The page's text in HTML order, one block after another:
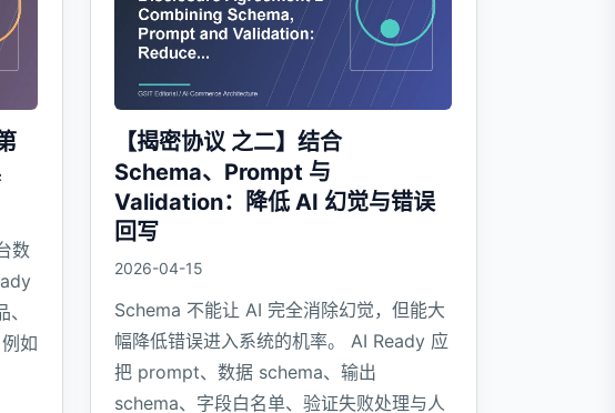
数
如
【揭密协议 之二】结合
Schema、Prompt 与
Validation：降低 AI 幻觉与错误
回写
2026-04-15
Schema 不能让 AI 完全消除幻觉，但能大
幅降低错误进入系统的机率。 AI Ready 应
把 prompt、数据 schema、输出
schema、字段白名单、验证失败处理与人